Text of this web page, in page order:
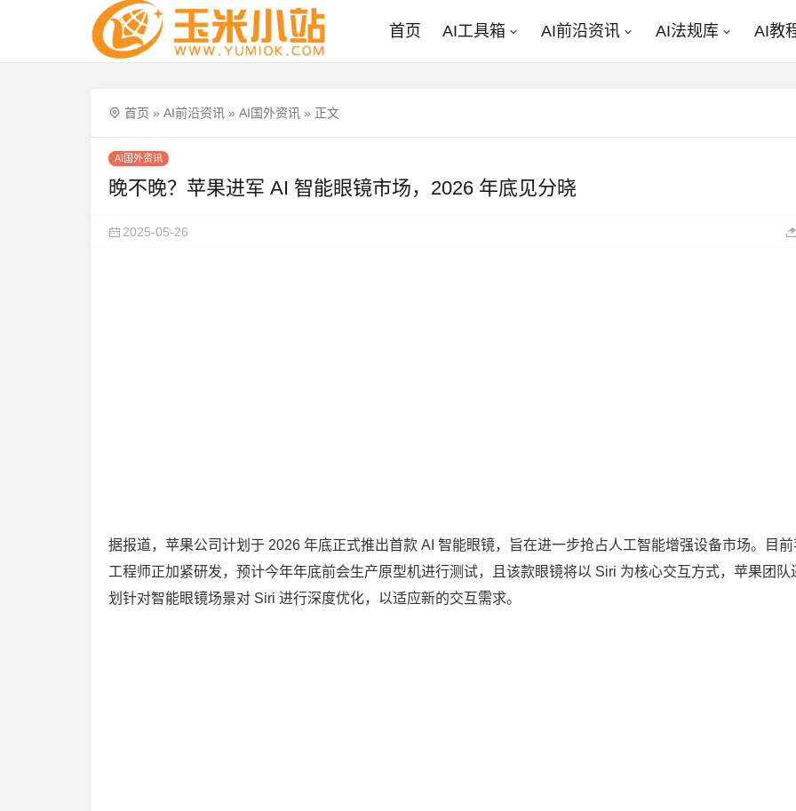
首页 AI工具箱 AI前沿资讯 AI法规库 AI教
首页 » AI前沿资讯 » AI国外资讯 » 正文
AI国外资讯
晚不晚？苹果进军 AI 智能眼镜市场，2026 年底见分晓
2025-05-26
据报道，苹果公司计划于 2026 年底正式推出首款 AI 智能眼镜，旨在进一步抢占人工智能增强设备市场。目前
工程师正加紧研发，预计今年年底前会生产原型机进行测试，且该款眼镜将以 Siri 为核心交互方式，苹果团队
划针对智能眼镜场景对 Siri 进行深度优化，以适应新的交互需求。